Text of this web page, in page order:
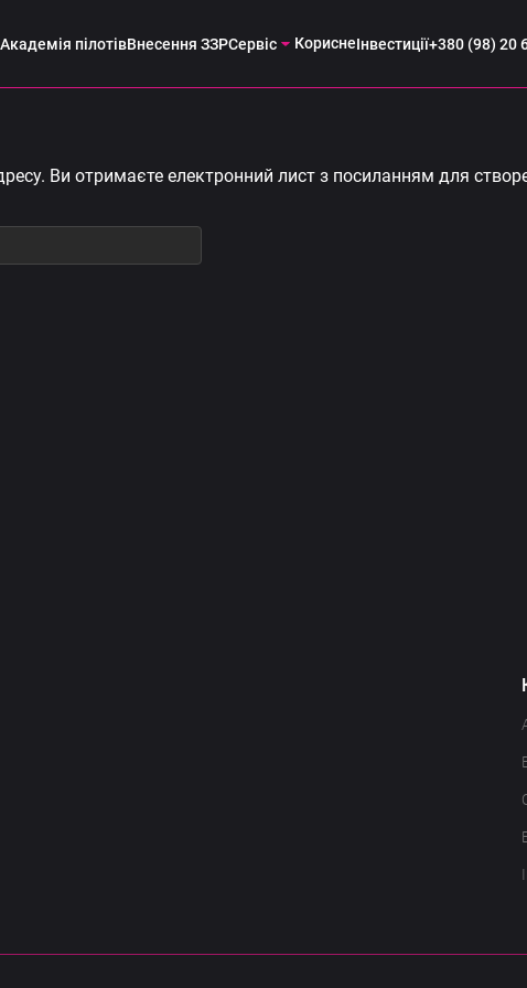
Академія пілотівВнесення ЗЗРСервіс КориснеІнвестиції+380 (98) 20
Ви отримаєте електронний лист з посиланням для